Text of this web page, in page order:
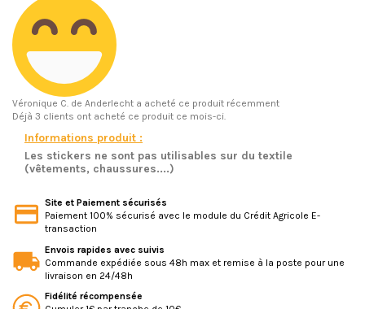
Véronique C. de Anderlecht a acheté ce produit récemment
Déjà 3 clients ont acheté ce produit ce mois-ci.
Informations produit :
Les stickers ne sont pas utilisables sur du textile
(vêtements, chaussures....)
Site et Paiement sécurisés
Paiement 100% sécurisé avec le module du Crédit Agricole E-
transaction
Envois rapides avec suivis
Commande expédiée sous 48h max et remise à la poste pour une
livraison en 24/48h
Fidélité récompensée